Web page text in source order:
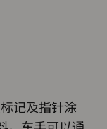
记及指针涂